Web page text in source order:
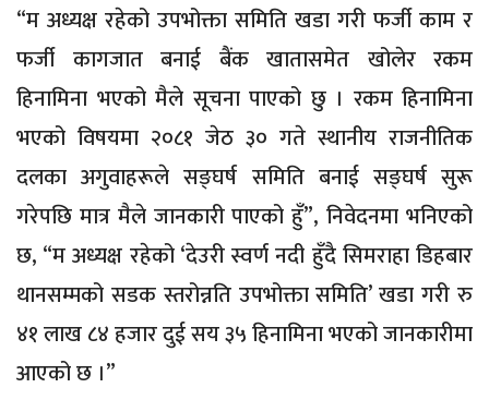
“म अध्यक्ष रहेको उपभोक्ता समिति खडा गरी फर्जी काम र
फर्जी कागजात बनाई बैंक खातासमेत खोलेर रकम
हिनामिना भएको मैले सूचना पाएको छु । रकम हिनामिना
भएको विषयमा २०८१ जेठ ३० गते स्थानीय राजनीतिक
दलका अगुवाहरूले सङ्घर्ष समिति बनाई सङ्घर्ष सुरू
गरेपछि मात्र मैले जानकारी पाएको हुँ”, निवेदनमा भनिएको
छ, “म अध्यक्ष रहेको ‘देउरी स्वर्ण नदी हुँदै सिमराहा डिहबार
थानसम्मको सडक स्तरोन्नति उपभोक्ता समिति’ खडा गरी रु
४१ लाख ८४ हजार दुई सय ३५ हिनामिना भएको जानकारीमा
आएको छ ।”